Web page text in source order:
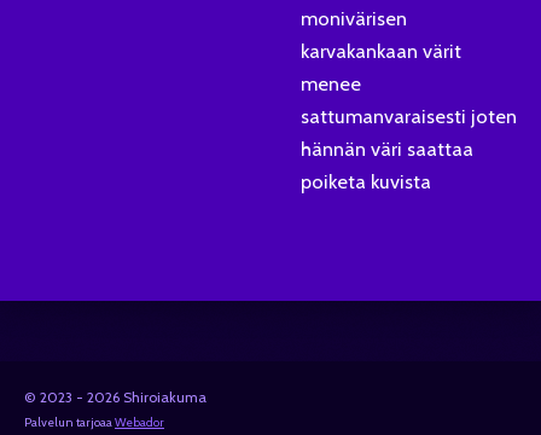
monivärisen
karvakankaan värit
menee
sattumanvaraisesti joten
hännän väri saattaa
poiketa kuvista
© 2023 - 2026 Shiroiakuma
Palvelun tarjoaaWebador